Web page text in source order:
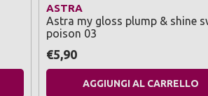
ASTRA
Astra my gloss plump & shine
poison 03
€5,90
AGGIUNGI AL CARRELLO